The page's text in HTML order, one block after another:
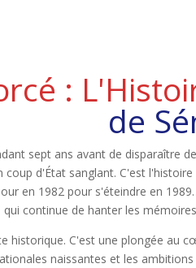
:
de
sept ans avant de disparaître
coup d'État sanglant. C'est
en 1982 pour s'éteindre en
continue de hanter les
historique. C'est une plongée au
naissantes et les